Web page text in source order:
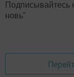
Подписывайтесь
новь"